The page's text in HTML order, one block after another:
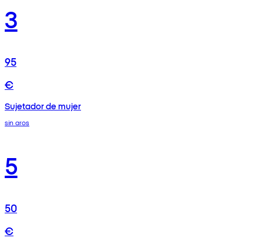
3
95
€
Sujetador de mujer
sin aros
5
50
€